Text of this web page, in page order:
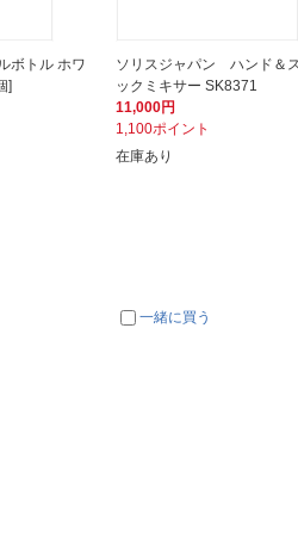
ボトル ホワ
]
ソリスジャパン ハンド＆
ックミキサー SK8371
11,000円
1,100ポイント
在庫あり
一緒に買う